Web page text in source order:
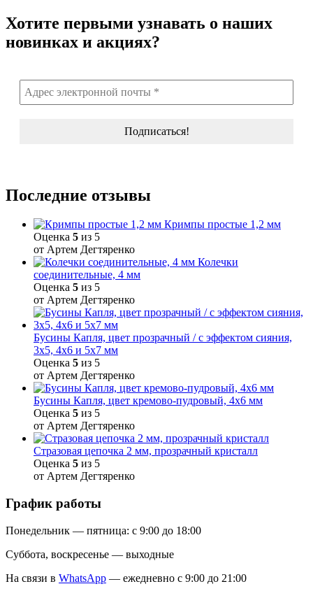
Хотите первыми узнавать о наших
новинках и акциях?
Последние отзывы
Кримпы простые 1,2 мм
Оценка 5 из 5
от Артем Дегтяренко
Колечки
соединительные, 4 мм
Оценка 5 из 5
от Артем Дегтяренко
Бусины Капля, цвет прозрачный / с эффектом сияния,
3х5, 4х6 и 5х7 мм
Оценка 5 из 5
от Артем Дегтяренко
Бусины Капля, цвет кремово-пудровый, 4х6 мм
Оценка 5 из 5
от Артем Дегтяренко
Стразовая цепочка 2 мм, прозрачный кристалл
Оценка 5 из 5
от Артем Дегтяренко
График работы
Понедельник — пятница: с 9:00 до 18:00
Суббота, воскресенье — выходные
На связи в WhatsApp — ежедневно с 9:00 до 21:00